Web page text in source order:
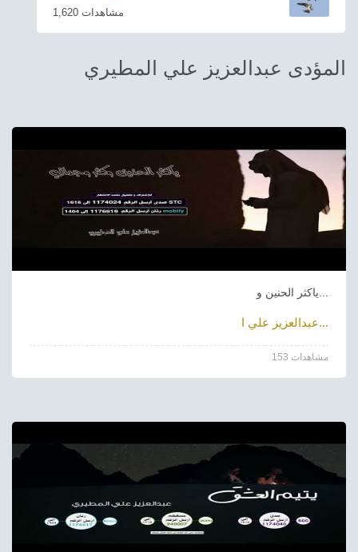
Foreign
Sudani tones
1,620 مشاهدات
المؤدى عبدالعزيز علي المطيري
عبدالعزيز علي ا...
153 مشاهدات